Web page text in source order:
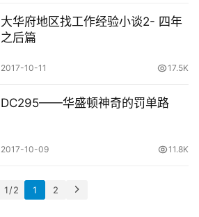
大华府地区找工作经验小谈2- 四年
之后篇
2017-10-11 17.5K
DC295——华盛顿神奇的罚单路
2017-10-09 11.8K
1 / 2 1 2